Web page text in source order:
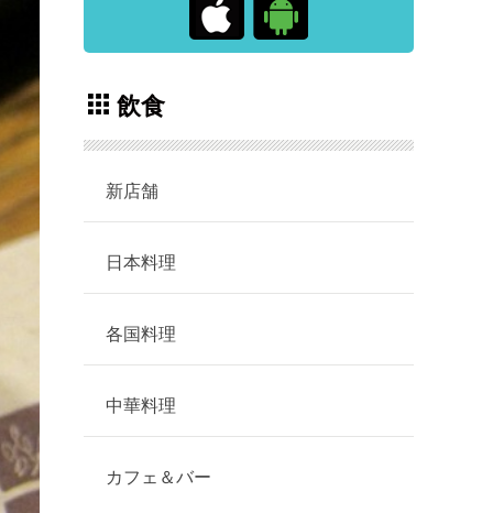
飲食
新店舗
日本料理
各国料理
中華料理
カフェ＆バー